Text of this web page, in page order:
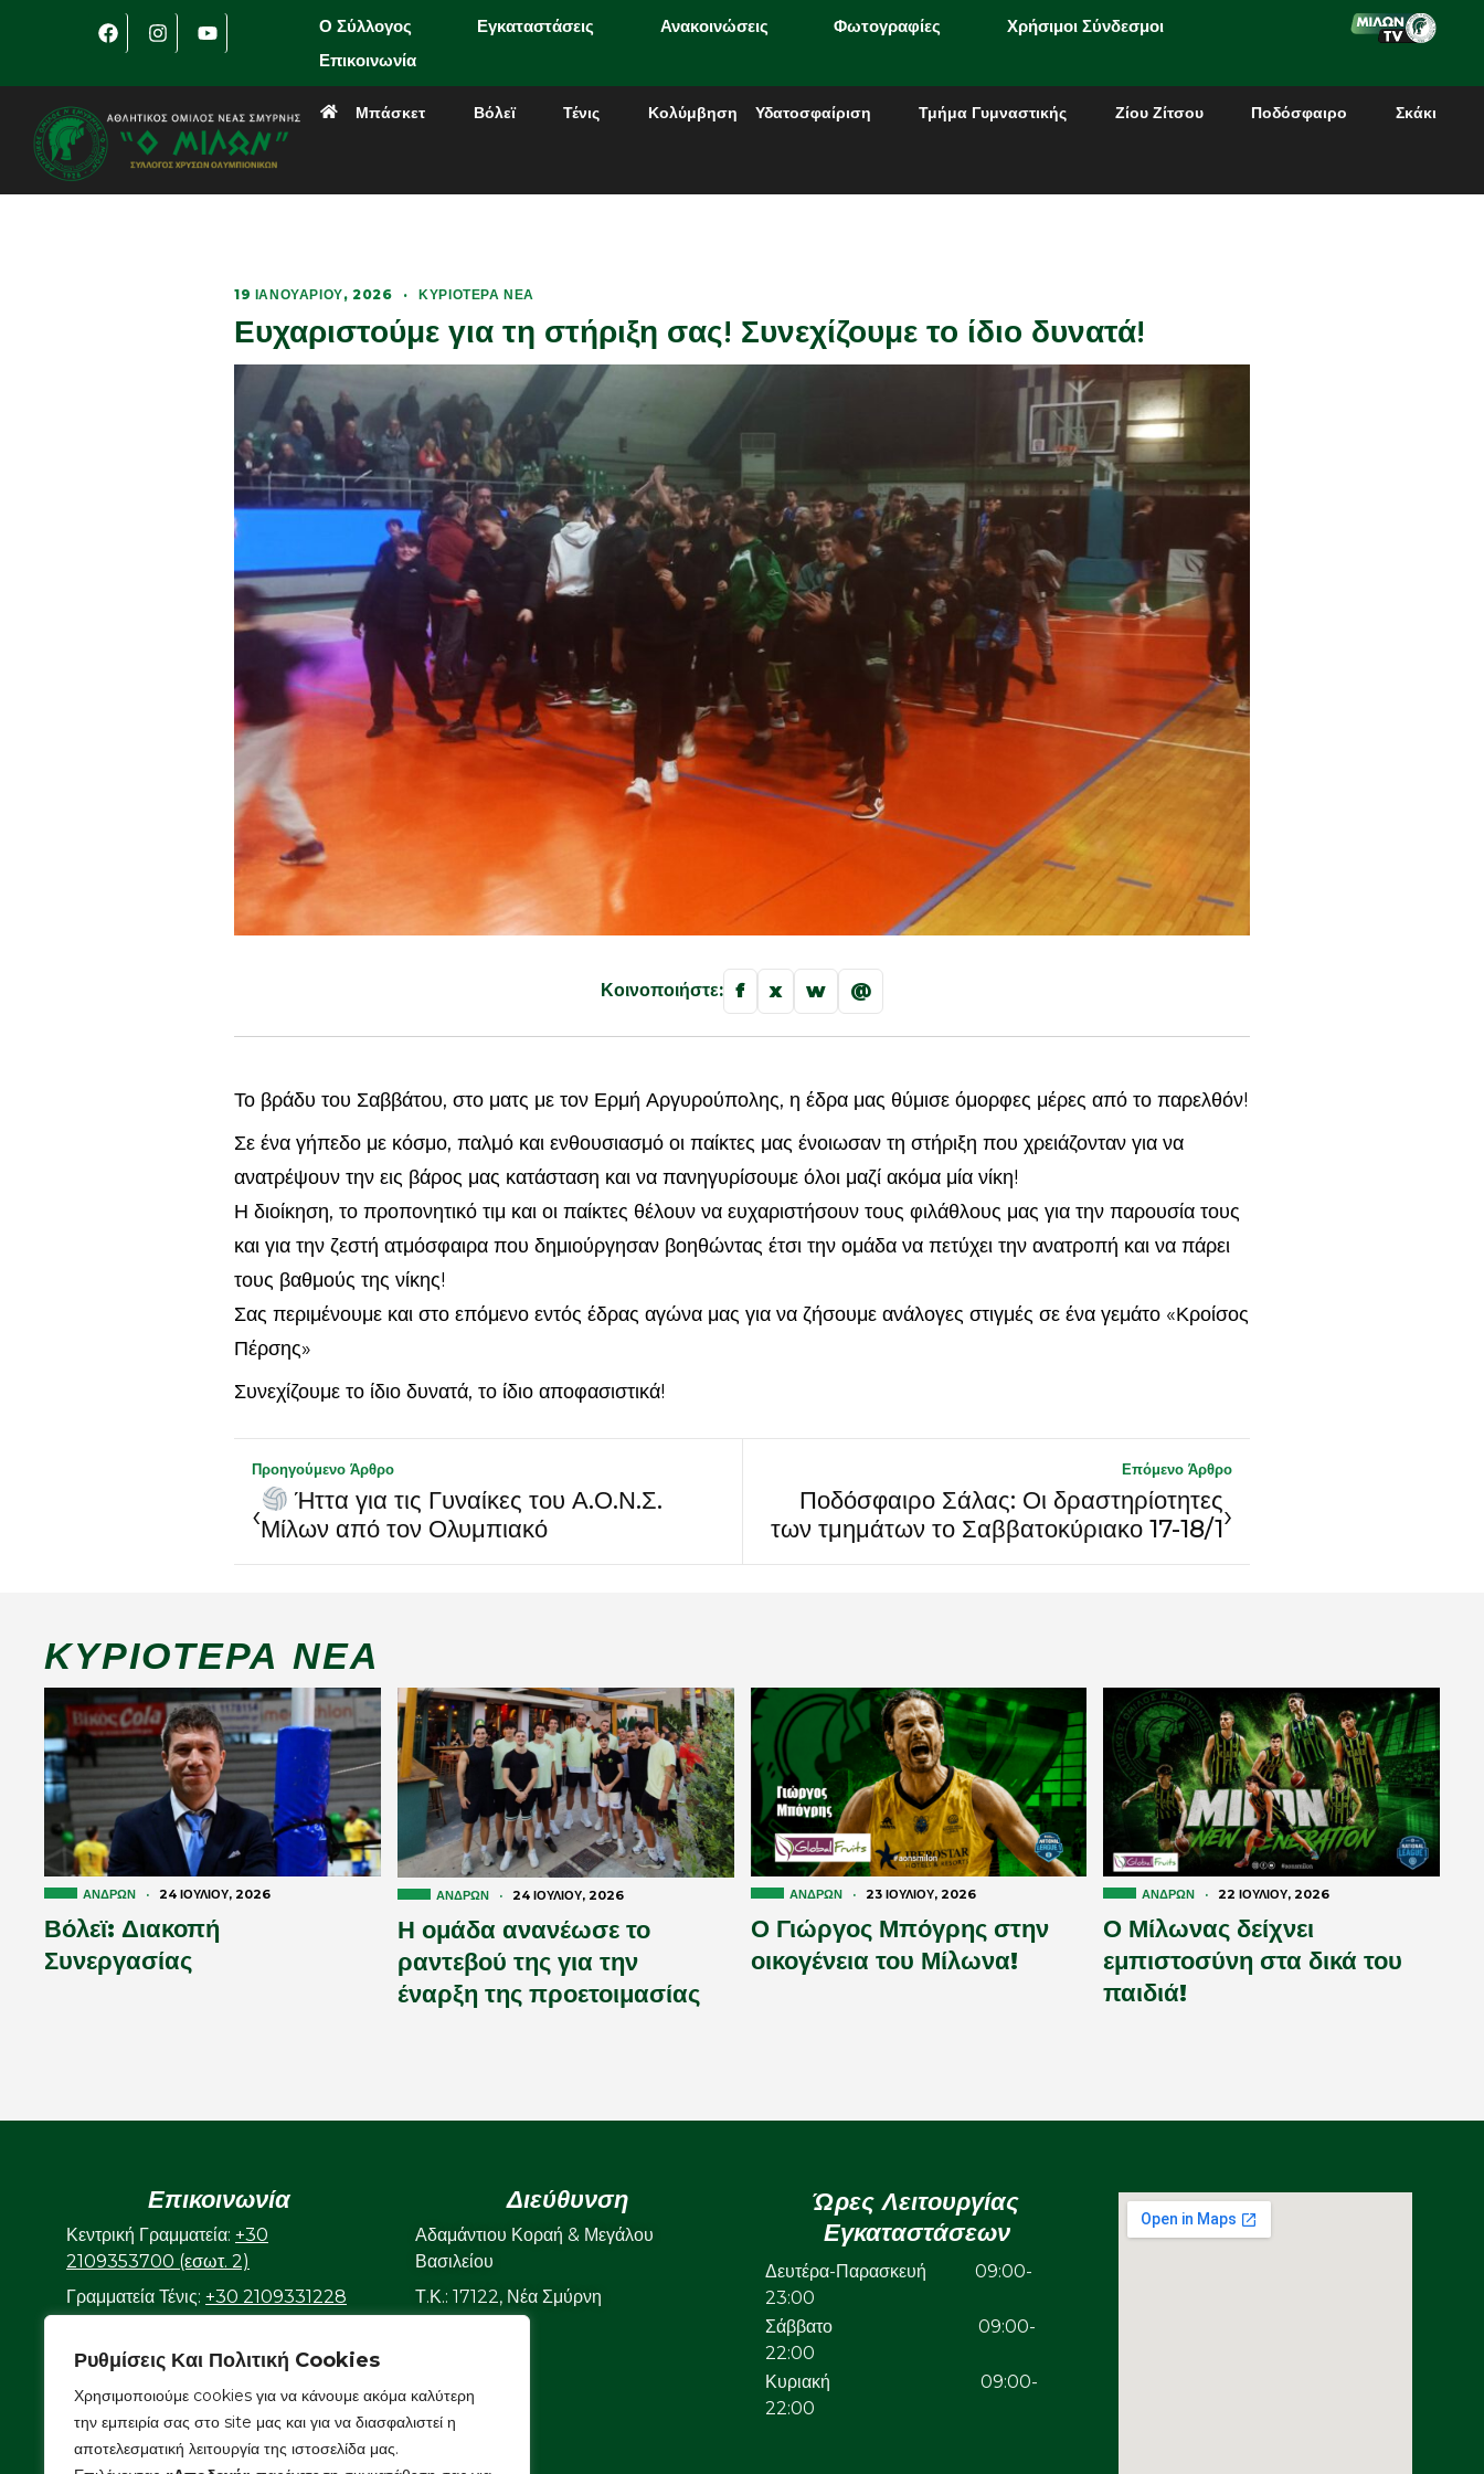
Ρυθμίσεις Και Πολιτική Cookies
Χρησιμοποιούμε cookies για να κάνουμε ακόμα καλύτερη
την εμπειρία σας στο site μας και για να διασφαλιστεί η
αποτελεσματική λειτουργία της ιστοσελίδα μας.
Ο Σύλλογος Εγκαταστάσεις Ανακοινώσεις Φωτογραφίες
Χρήσιμοι Σύνδεσμοι
Επικοινωνία
Μπάσκετ Βόλεϊ Τένις Κολύμβηση Υδατοσφαίριση Τμήμα Γυμναστικής Ζίου Ζίτσου Ποδόσφαιρο Σκάκι
19 ΙΑΝΟΥΑΡΊΟΥ, 2026 · ΚΥΡΙΌΤΕΡΑ ΝΈΑ
Ευχαριστούμε για τη στήριξη σας! Συνεχίζουμε το ίδιο δυνατά!
Κοινοποιήστε: f x w @
Το βράδυ του Σαββάτου, στο ματς με τον Ερμή Αργυρούπολης, η έδρα μας θύμισε όμορφες μέρες από το παρελθόν!
Σε ένα γήπεδο με κόσμο, παλμό και ενθουσιασμό οι παίκτες μας ένοιωσαν τη στήριξη που χρειάζονταν για να
ανατρέψουν την εις βάρος μας κατάσταση και να πανηγυρίσουμε όλοι μαζί ακόμα μία νίκη!
Η διοίκηση, το προπονητικό τιμ και οι παίκτες θέλουν να ευχαριστήσουν τους φιλάθλους μας για την παρουσία τους
και για την ζεστή ατμόσφαιρα που δημιούργησαν βοηθώντας έτσι την ομάδα να πετύχει την ανατροπή και να πάρει
τους βαθμούς της νίκης!
Σας περιμένουμε και στο επόμενο εντός έδρας αγώνα μας για να ζήσουμε ανάλογες στιγμές σε ένα γεμάτο «Κροίσος
Πέρσης»
Συνεχίζουμε το ίδιο δυνατά, το ίδιο αποφασιστικά!
Προηγούμενο Άρθρο
‹
Ήττα για τις Γυναίκες του Α.Ο.Ν.Σ.
Μίλων από τον Ολυμπιακό
Επόμενο Άρθρο
›
Ποδόσφαιρο Σάλας: Οι δραστηρίοτητες
των τμημάτων το Σαββατοκύριακο 17-18/1
ΚΥΡΙΌΤΕΡΑ ΝΈΑ
ΑΝΔΡΏΝ · 24 ΙΟΥΛΊΟΥ, 2026
Βόλεϊ: Διακοπή
Συνεργασίας
ΑΝΔΡΏΝ · 24 ΙΟΥΛΊΟΥ, 2026
Η ομάδα ανανέωσε το
ραντεβού της για την
έναρξη της προετοιμασίας
ΑΝΔΡΏΝ · 23 ΙΟΥΛΊΟΥ, 2026
Ο Γιώργος Μπόγρης στην
οικογένεια του Μίλωνα!
ΑΝΔΡΏΝ · 22 ΙΟΥΛΊΟΥ, 2026
Ο Μίλωνας δείχνει
εμπιστοσύνη στα δικά του
παιδιά!
Επικοινωνία
Κεντρική Γραμματεία: +30
2109353700 (εσωτ. 2)
Γραμματεία Τένις: +30 2109331228
Γραμματεία Κολυμβητικού:+30
Ε-mail:info@aonsmilon.gr
Διεύθυνση
Αδαμάντιου Κοραή & Μεγάλου
Βασιλείου
Τ.Κ.: 17122, Νέα Σμύρνη
Ώρες Λειτουργίας
Εγκαταστάσεων
Δευτέρα-Παρασκευή 09:00-
23:00
Σάββατο 09:00-
22:00
Κυριακή 09:00-
22:00